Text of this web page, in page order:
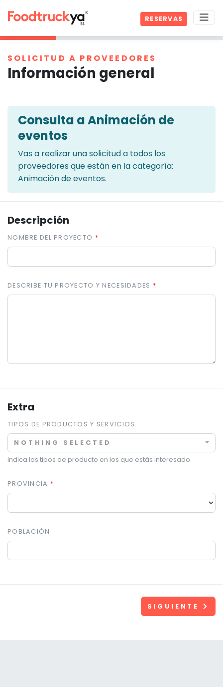
RESERVAS
SOLICITUD A PROVEEDORES
Información general
Consulta a Animación de
eventos
Vas a realizar una solicitud a todos los
proveedores que están en la categoría:
Animación de eventos.
Descripción
NOMBRE DEL PROYECTO
DESCRIBE TU PROYECTO Y NECESIDADES
Extra
TIPOS DE PRODUCTOS Y SERVICIOS
NOTHING SELECTED
Indica los tipos de producto en los que estás interesado.
PROVINCIA
POBLACIÓN
SIGUIENTE